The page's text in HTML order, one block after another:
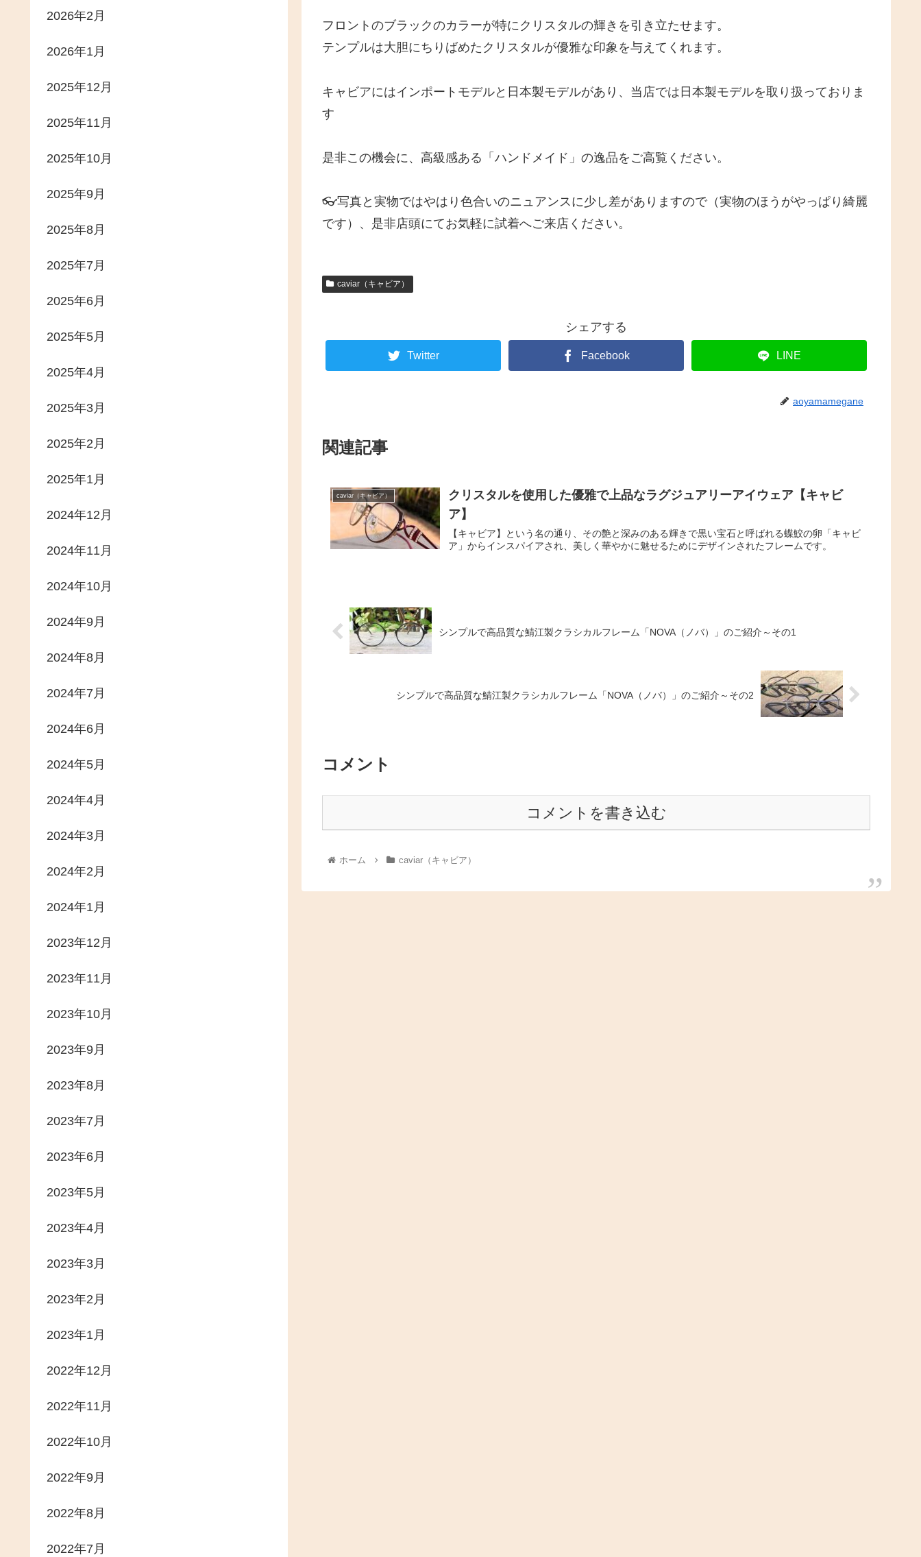
フロントのブラックのカラーが特にクリスタルの輝きを引き立たせます。
テンプルは大胆にちりばめたクリスタルが優雅な印象を与えてくれます。
キャビアにはインポートモデルと日本製モデルがあり、当店では日本製モデルを取り扱っておりま
す
是非この機会に、高級感ある「ハンドメイド」の逸品をご高覧ください。
👓写真と実物ではやはり色合いのニュアンスに少し差がありますので（実物のほうがやっぱり綺麗
です）、是非店頭にてお気軽に試着へご来店ください。
caviar（キャビア）
シェアする
Twitter Facebook LINE
aoyamamegane
関連記事
caviar（キャビア）
クリスタルを使用した優雅で上品なラグジュアリーアイウェア【キャビ
ア】
【キャビア】という名の通り、その艶と深みのある輝きで黒い宝石と呼ばれる蝶鮫の卵「キャビ
ア」からインスパイアされ、美しく華やかに魅せるためにデザインされたフレームです。
シンプルで高品質な鯖江製クラシカルフレーム「NOVA（ノバ）」のご紹介～その1
シンプルで高品質な鯖江製クラシカルフレーム「NOVA（ノバ）」のご紹介～その2
コメント
コメントを書き込む
ホーム caviar（キャビア）
2026年2月
2026年1月
2025年12月
2025年11月
2025年10月
2025年9月
2025年8月
2025年7月
2025年6月
2025年5月
2025年4月
2025年3月
2025年2月
2025年1月
2024年12月
2024年11月
2024年10月
2024年9月
2024年8月
2024年7月
2024年6月
2024年5月
2024年4月
2024年3月
2024年2月
2024年1月
2023年12月
2023年11月
2023年10月
2023年9月
2023年8月
2023年7月
2023年6月
2023年5月
2023年4月
2023年3月
2023年2月
2023年1月
2022年12月
2022年11月
2022年10月
2022年9月
2022年8月
2022年7月